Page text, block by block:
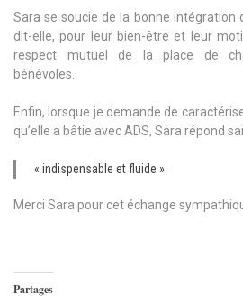
Sara se soucie de la bonne intégration
dit-elle, pour leur bien-être et leur
respect mutuel de la place de
bénévoles.
Enfin, lorsque je demande de
qu’elle a bâtie avec ADS, Sara répond
« indispensable et fluide ».
Merci Sara pour cet échange
Partages